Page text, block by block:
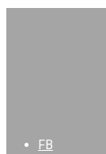
FB